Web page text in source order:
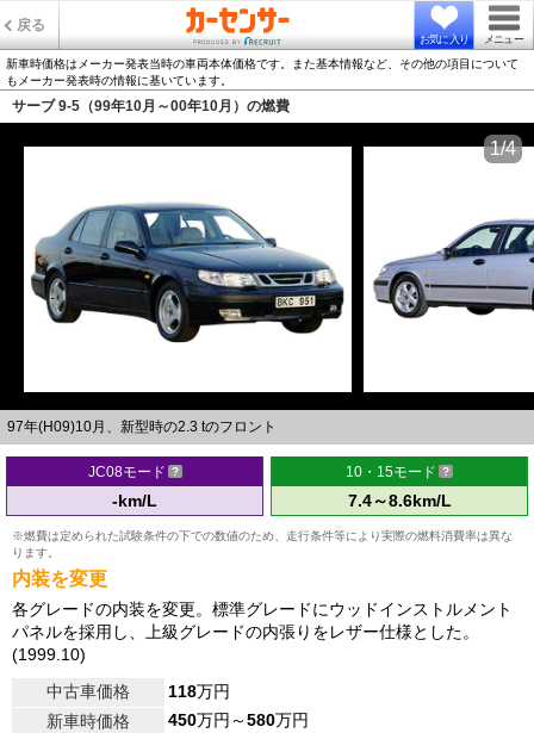
戻る
お気に入り メニュー
新車時価格はメーカー発表当時の車両本体価格です。また基本情報など、その他の項目について
もメーカー発表時の情報に基いています。
サーブ 9-5（99年10月～00年10月）の燃費
97年(H09)10月、新型時の2.3 tのフロント
1/4
JC08モード
-km/L
10・15モード
7.4～8.6km/L
※燃費は定められた試験条件の下での数値のため、走行条件等により実際の燃料消費率は異な
ります。
内装を変更
各グレードの内装を変更。標準グレードにウッドインストルメント
パネルを採用し、上級グレードの内張りをレザー仕様とした。
(1999.10)
中古車価格
118万円
新車時価格
450万円～580万円